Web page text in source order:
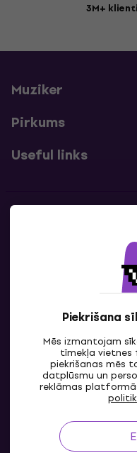
Piekrišana
Mēs izmantojam
tīmekļa vietnes
piekrišanas mēs
datplūsmu un
reklāmas
3M+ klienti
Muziker
Pirkums
Useful links